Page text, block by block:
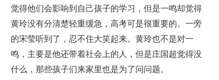
觉得他们会影响到自己孩子的学习，但是一鸣却觉得
黄玲没有分清楚轻重缓急，高考可是很重要的。一旁
的宋莹听到了，忍不住大笑起来。黄玲也不是对一
鸣，主要是他还带着社会上的人，但是庄国超觉得没
什么，那些孩子们来家里也是为了问问题。